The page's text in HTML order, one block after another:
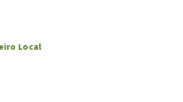
Local